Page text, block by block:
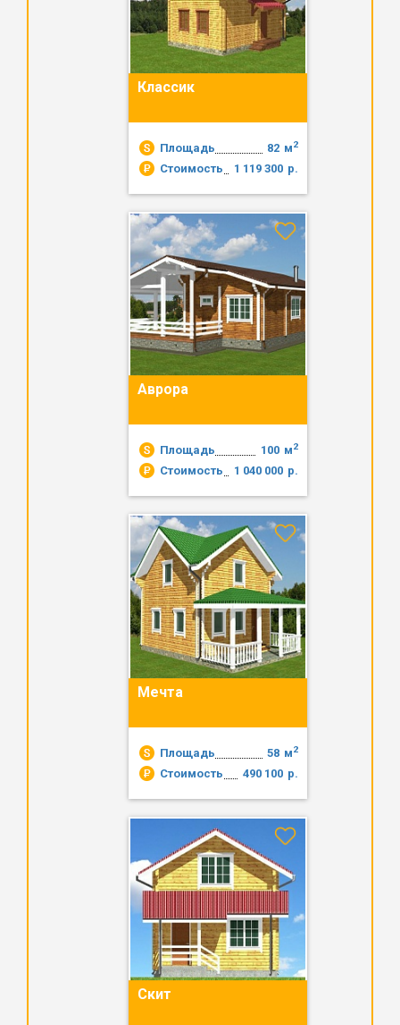
Классик
Площадь м2
82
Стоимость
р.
1 119 300
Аврора
Площадь м2
100
Стоимость
р.
1 040 000
Мечта
Площадь м2
58
Стоимость
р.
490 100
Скит